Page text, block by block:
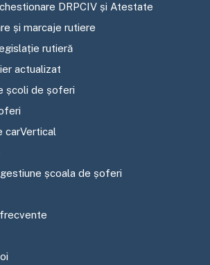
DRPCIV și Atestate
și marcaje rutiere
rutieră
actualizat
școli de șoferi
carVertical
școala de șoferi